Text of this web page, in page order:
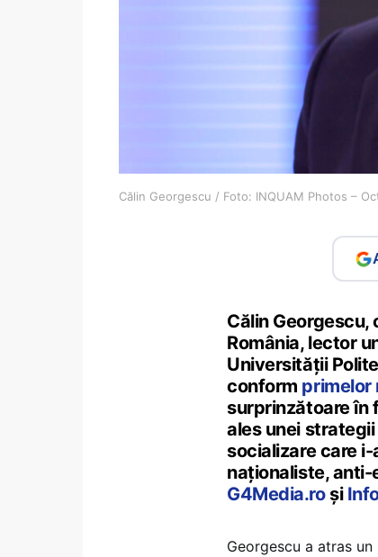
Călin Georgescu / Foto: INQUAM Photos –
Călin
România, lector
Universității
conform primelor
surprinzătoare în
ales unei
socializare care
naționaliste, anti-
G4Media.roși
Georgescu a atras